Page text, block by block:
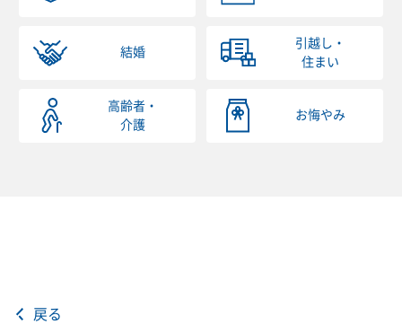
結婚
引越し・
住まい
高齢者・
介護
お悔やみ
戻る